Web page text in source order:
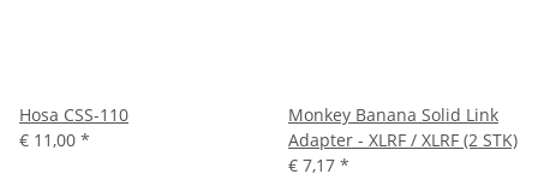
Hosa CSS-110
€ 11,00 *
Monkey Banana Solid Link
Adapter - XLRF / XLRF (2 STK)
€ 7,17 *